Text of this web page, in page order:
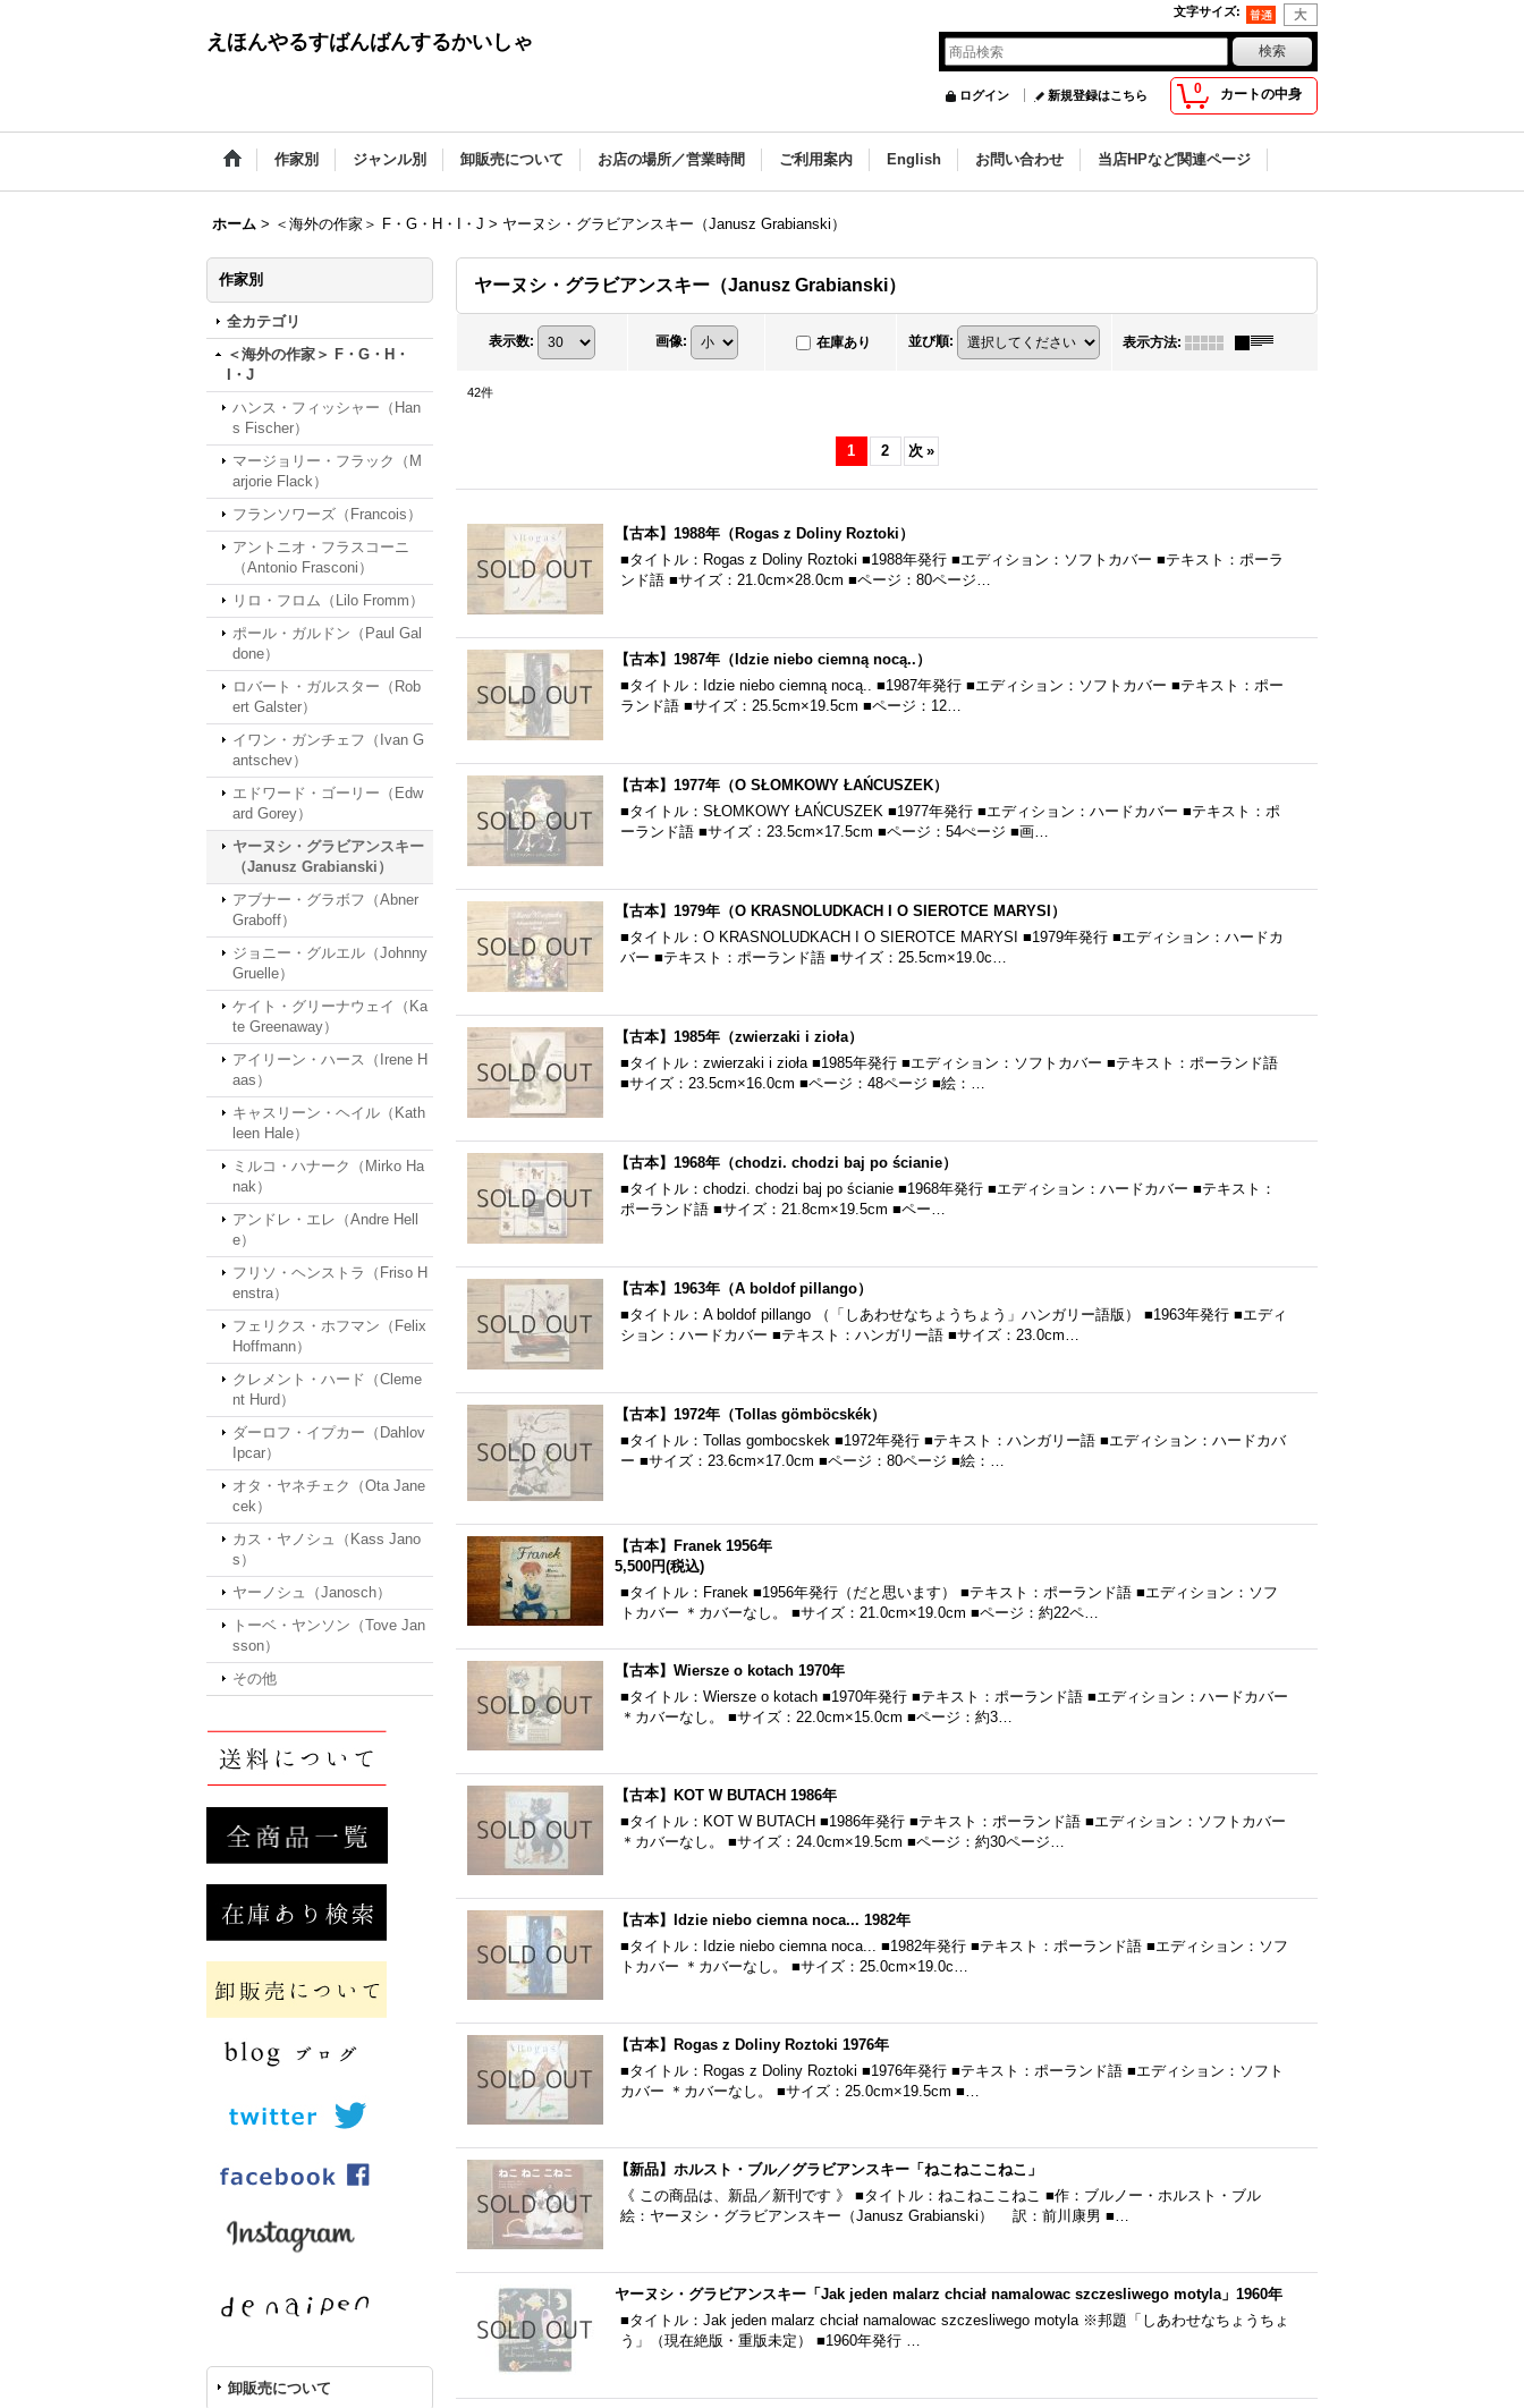
文字サイズ:
えほんやるすばんばんするかいしゃ
0 カートの中身
ログイン 新規登録はこちら
作家別 ジャンル別 卸販売について お店の場所／営業時間 ご利用案内 English お問い合わせ 当店HPなど関連ページ
ホーム > ＜海外の作家＞ F・G・H・I・J > ヤーヌシ・グラビアンスキー（Janusz Grabianski）
作家別
全カテゴリ
＜海外の作家＞ F・G・H・
I・J
ハンス・フィッシャー（Han
s Fischer）
マージョリー・フラック（M
arjorie Flack）
フランソワーズ（Francois）
アントニオ・フラスコーニ
（Antonio Frasconi）
リロ・フロム（Lilo Fromm）
ポール・ガルドン（Paul Gal
done）
ロバート・ガルスター（Rob
ert Galster）
イワン・ガンチェフ（Ivan G
antschev）
エドワード・ゴーリー（Edw
ard Gorey）
ヤーヌシ・グラビアンスキー
（Janusz Grabianski）
アブナー・グラボフ（Abner
Graboff）
ジョニー・グルエル（Johnny
Gruelle）
ケイト・グリーナウェイ（Ka
te Greenaway）
アイリーン・ハース（Irene H
aas）
キャスリーン・ヘイル（Kath
leen Hale）
ミルコ・ハナーク（Mirko Ha
nak）
アンドレ・エレ（Andre Hell
e）
フリソ・ヘンストラ（Friso H
enstra）
フェリクス・ホフマン（Felix
Hoffmann）
クレメント・ハード（Cleme
nt Hurd）
ダーロフ・イプカー（Dahlov
Ipcar）
オタ・ヤネチェク（Ota Jane
cek）
カス・ヤノシュ（Kass Jano
s）
ヤーノシュ（Janosch）
トーベ・ヤンソン（Tove Jan
sson）
その他
卸販売について
ヤーヌシ・グラビアンスキー（Janusz Grabianski）
表示数: 画像: 在庫あり 並び順: 表示方法:
42件
1 2 次 »
【古本】1988年（Rogas z Doliny Roztoki）
■タイトル：Rogas z Doliny Roztoki ■1988年発行 ■エディション：ソフトカバー ■テキスト：ポーラ
ンド語 ■サイズ：21.0cm×28.0cm ■ページ：80ページ…
【古本】1987年（Idzie niebo ciemną nocą..）
■タイトル：Idzie niebo ciemną nocą.. ■1987年発行 ■エディション：ソフトカバー ■テキスト：ポー
ランド語 ■サイズ：25.5cm×19.5cm ■ページ：12…
【古本】1977年（O SŁOMKOWY ŁAŃCUSZEK）
■タイトル：SŁOMKOWY ŁAŃCUSZEK ■1977年発行 ■エディション：ハードカバー ■テキスト：ポ
ーランド語 ■サイズ：23.5cm×17.5cm ■ページ：54ぺージ ■画…
【古本】1979年（O KRASNOLUDKACH I O SIEROTCE MARYSI）
■タイトル：O KRASNOLUDKACH I O SIEROTCE MARYSI ■1979年発行 ■エディション：ハードカ
バー ■テキスト：ポーランド語 ■サイズ：25.5cm×19.0c…
【古本】1985年（zwierzaki i zioła）
■タイトル：zwierzaki i zioła ■1985年発行 ■エディション：ソフトカバー ■テキスト：ポーランド語
■サイズ：23.5cm×16.0cm ■ページ：48ページ ■絵：…
【古本】1968年（chodzi. chodzi baj po ścianie）
■タイトル：chodzi. chodzi baj po ścianie ■1968年発行 ■エディション：ハードカバー ■テキスト：
ポーランド語 ■サイズ：21.8cm×19.5cm ■ペー…
【古本】1963年（A boldof pillango）
■タイトル：A boldof pillango （「しあわせなちょうちょう」ハンガリー語版） ■1963年発行 ■エディ
ション：ハードカバー ■テキスト：ハンガリー語 ■サイズ：23.0cm…
【古本】1972年（Tollas gömböcskék）
■タイトル：Tollas gombocskek ■1972年発行 ■テキスト：ハンガリー語 ■エディション：ハードカバ
ー ■サイズ：23.6cm×17.0cm ■ページ：80ページ ■絵：…
【古本】Franek 1956年
5,500円(税込)
■タイトル：Franek ■1956年発行（だと思います） ■テキスト：ポーランド語 ■エディション：ソフ
トカバー ＊カバーなし。 ■サイズ：21.0cm×19.0cm ■ページ：約22ペ…
【古本】Wiersze o kotach 1970年
■タイトル：Wiersze o kotach ■1970年発行 ■テキスト：ポーランド語 ■エディション：ハードカバー
＊カバーなし。 ■サイズ：22.0cm×15.0cm ■ページ：約3…
【古本】KOT W BUTACH 1986年
■タイトル：KOT W BUTACH ■1986年発行 ■テキスト：ポーランド語 ■エディション：ソフトカバー
＊カバーなし。 ■サイズ：24.0cm×19.5cm ■ページ：約30ページ…
【古本】Idzie niebo ciemna noca... 1982年
■タイトル：Idzie niebo ciemna noca... ■1982年発行 ■テキスト：ポーランド語 ■エディション：ソフ
トカバー ＊カバーなし。 ■サイズ：25.0cm×19.0c…
【古本】Rogas z Doliny Roztoki 1976年
■タイトル：Rogas z Doliny Roztoki ■1976年発行 ■テキスト：ポーランド語 ■エディション：ソフト
カバー ＊カバーなし。 ■サイズ：25.0cm×19.5cm ■…
【新品】ホルスト・ブル／グラビアンスキー「ねこねここねこ」
《 この商品は、新品／新刊です 》 ■タイトル：ねこねここねこ ■作：ブルノー・ホルスト・ブル
絵：ヤーヌシ・グラビアンスキー（Janusz Grabianski） 訳：前川康男 ■…
ヤーヌシ・グラビアンスキー「Jak jeden malarz chciał namalowac szczesliwego motyla」1960年
■タイトル：Jak jeden malarz chciał namalowac szczesliwego motyla ※邦題「しあわせなちょうちょ
う」（現在絶版・重版未定） ■1960年発行 …